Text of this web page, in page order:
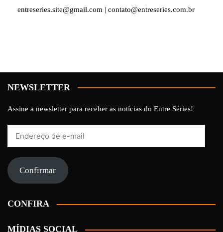
entreseries.site@gmail.com | contato@entreseries.com.br
NEWSLETTER
Assine a newsletter para receber as notícias do Entre Séries!
mail Confirmar
CONFIRA
MÍDIAS SOCIAL